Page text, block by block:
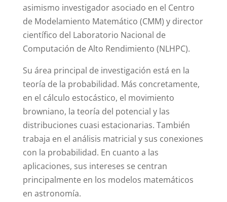
asimismo investigador asociado en el Centro
de Modelamiento Matemático (CMM) y director
científico del Laboratorio Nacional de
Computación de Alto Rendimiento (NLHPC).
Su área principal de investigación está en la
teoría de la probabilidad. Más concretamente,
en el cálculo estocástico, el movimiento
browniano, la teoría del potencial y las
distribuciones cuasi estacionarias. También
trabaja en el análisis matricial y sus conexiones
con la probabilidad. En cuanto a las
aplicaciones, sus intereses se centran
principalmente en los modelos matemáticos
en astronomía.